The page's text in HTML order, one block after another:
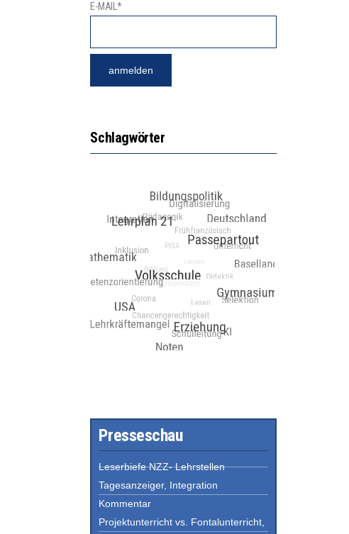
E-MAIL*
Schlagwörter
Presseschau
Leserbiefe NZZ- Lehrstellen
Tagesanzeiger, Integration
Kommentar
Projektunterricht vs. Fontalunterricht,